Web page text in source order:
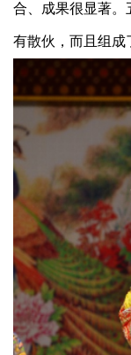
合、成果很显著。
有散伙，而且组成